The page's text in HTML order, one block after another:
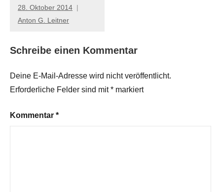
28. Oktober 2014
Anton G. Leitner
Schreibe einen Kommentar
Deine E-Mail-Adresse wird nicht veröffentlicht.
Erforderliche Felder sind mit* markiert
Kommentar *